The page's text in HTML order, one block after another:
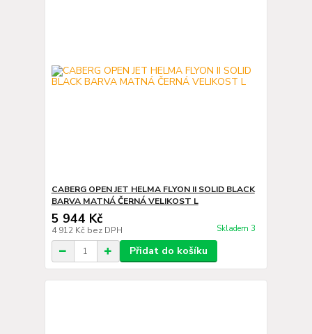
CABERG OPEN JET HELMA FLYON II SOLID BLACK
BARVA MATNÁ ČERNÁ VELIKOST L
5 944 Kč
4 912 Kč bez DPH Skladem 3
Přidat do košíku